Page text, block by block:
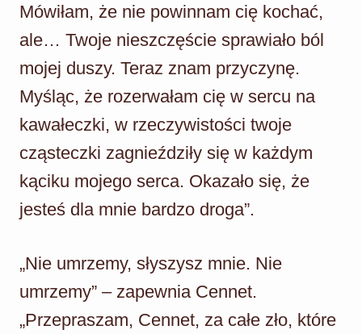
Mówiłam, że nie powinnam cię kochać,
ale… Twoje nieszczęście sprawiało ból
mojej duszy. Teraz znam przyczynę.
Myśląc, że rozerwałam cię w sercu na
kawałeczki, w rzeczywistości twoje
cząsteczki zagnieździły się w każdym
kąciku mojego serca. Okazało się, że
jesteś dla mnie bardzo droga”.
„Nie umrzemy, słyszysz mnie. Nie
umrzemy” – zapewnia Cennet.
„Przepraszam, Cennet, za całe zło, które